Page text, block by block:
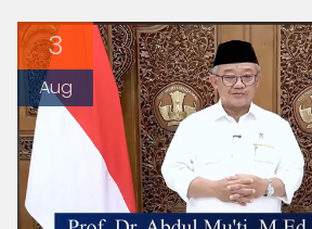
3
Aug